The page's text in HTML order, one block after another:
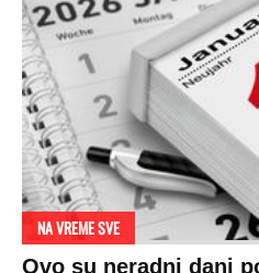
NA VREME SVE
Ovo su neradni dani